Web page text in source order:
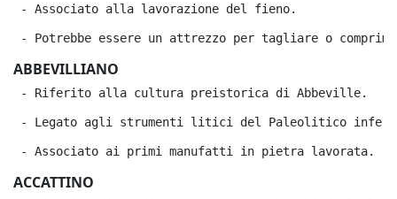
- Associato alla lavorazione del fieno.
- Potrebbe essere un attrezzo per tagliare o
ABBEVILLIANO
- Riferito alla cultura preistorica di Abbeville.
- Legato agli strumenti litici del Paleolitico
- Associato ai primi manufatti in pietra lavorata.
ACCATTINO